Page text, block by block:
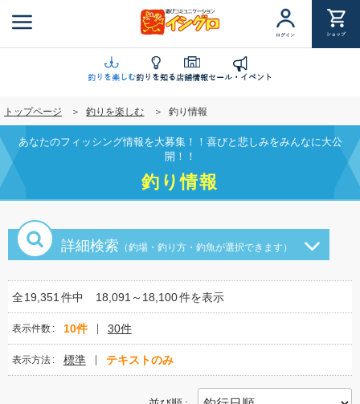
ン
に
移
動
ログイン ショップ
釣りを楽しむ釣りを知る店舗情報セール・イベント
トップページ 釣りを楽しむ 釣り情報
あなたのフィッシング情報を大募集！！喜びと悲しみをみんなに大公
開！！
釣り情報
詳細検索 （釣場・釣り方・釣魚が選択できます）
全19,351 件中 18,091～18,100件を表示
表示件数 10件 30件
表示方法 標準 テキストのみ